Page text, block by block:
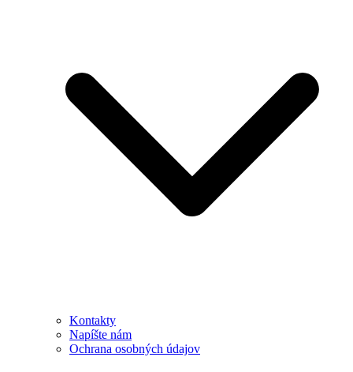
Kontakty
Napíšte nám
Ochrana osobných údajov